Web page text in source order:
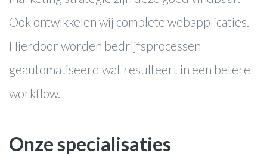
Ook ontwikkelen wij complete webapplicaties.
Hierdoor worden bedrijfsprocessen
geautomatiseerd wat resulteert in een betere
workflow.
Onze specialisaties